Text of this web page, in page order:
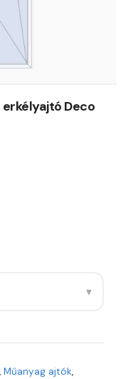
Deco
▾
, Műanyag ajtók,